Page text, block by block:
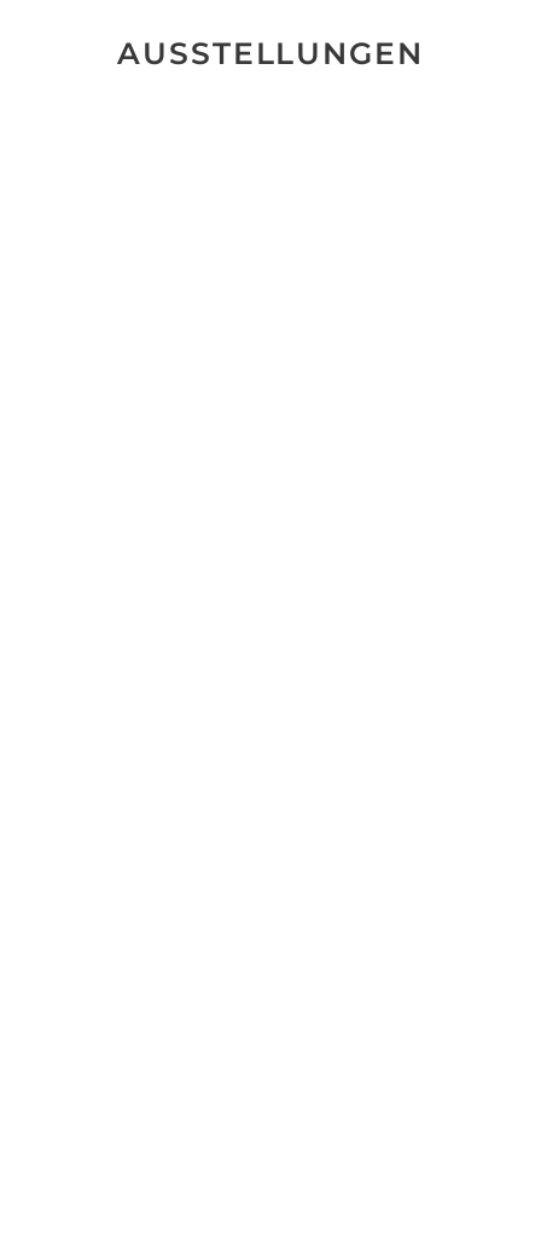
AUSSTELLUNGEN